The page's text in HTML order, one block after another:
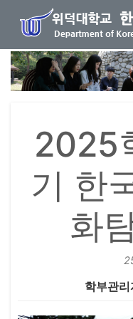
2025
기 한
화
학부관리